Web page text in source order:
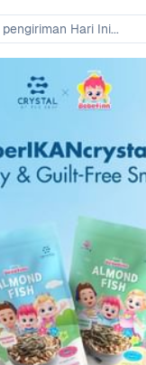
Hari Ini...